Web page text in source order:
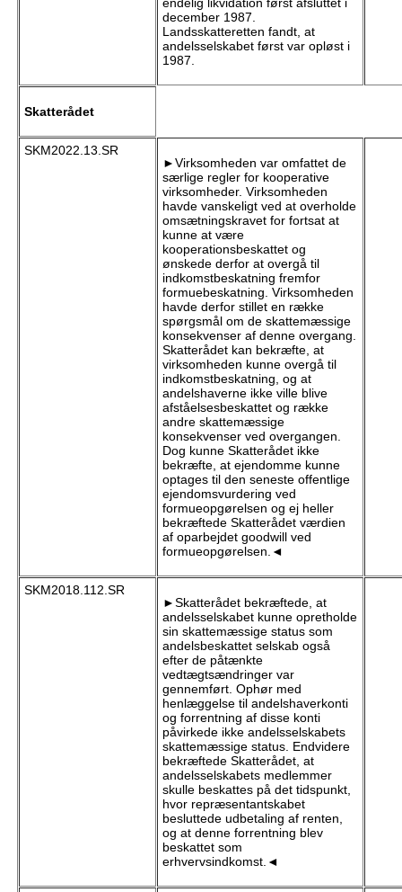
endelig likvidation først afsluttet i
december 1987.
Landsskatteretten fandt, at
andelsselskabet først var opløst i
1987.
Skatterådet
SKM2022.13.SR
►Virksomheden var omfattet de
særlige regler for kooperative
virksomheder. Virksomheden
havde vanskeligt ved at overholde
omsætningskravet for fortsat at
kunne at være
kooperationsbeskattet og
ønskede derfor at overgå til
indkomstbeskatning fremfor
formuebeskatning. Virksomheden
havde derfor stillet en række
spørgsmål om de skattemæssige
konsekvenser af denne overgang.
Skatterådet kan bekræfte, at
virksomheden kunne overgå til
indkomstbeskatning, og at
andelshaverne ikke ville blive
afståelsesbeskattet og række
andre skattemæssige
konsekvenser ved overgangen.
Dog kunne Skatterådet ikke
bekræfte, at ejendomme kunne
optages til den seneste offentlige
ejendomsvurdering ved
formueopgørelsen og ej heller
bekræftede Skatterådet værdien
af oparbejdet goodwill ved
formueopgørelsen.◄
SKM2018.112.SR
►Skatterådet bekræftede, at
andelsselskabet kunne opretholde
sin skattemæssige status som
andelsbeskattet selskab også
efter de påtænkte
vedtægtsændringer var
gennemført. Ophør med
henlæggelse til andelshaverkonti
og forrentning af disse konti
påvirkede ikke andelsselskabets
skattemæssige status. Endvidere
bekræftede Skatterådet, at
andelsselskabets medlemmer
skulle beskattes på det tidspunkt,
hvor repræsentantskabet
besluttede udbetaling af renten,
og at denne forrentning blev
beskattet som
erhvervsindkomst.◄